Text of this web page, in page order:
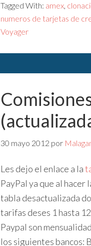
Tagged With: amex,
numeros de tarjetas de
Voyager
30 mayo 2012 por
Les dejo el enlace a la
PayPal ya que al
tabla desactualizada
tarifas deses 1 hasta
Paypal son
los siguientes bancos: